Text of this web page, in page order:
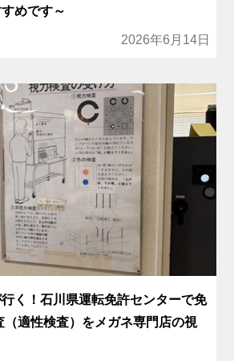
めです～
2026年6月14日
く！石川県運転免許センターで免
（適性検査）をメガネ専門店の視